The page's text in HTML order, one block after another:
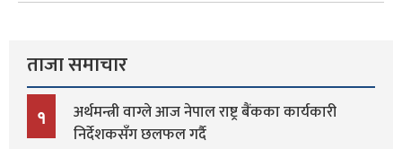
ताजा समाचार
१
अर्थमन्त्री वाग्ले आज नेपाल राष्ट्र बैंकका कार्यकारी
निर्देशकसँग छलफल गर्दै